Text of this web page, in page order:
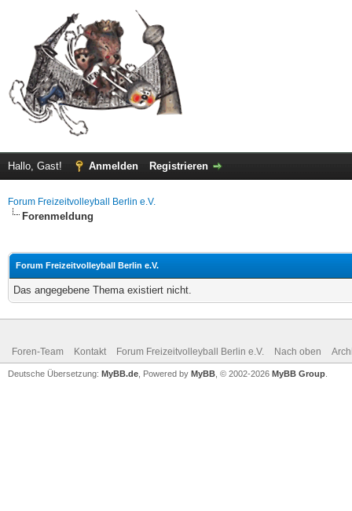
Hallo, Gast! Anmelden Registrieren
Forum Freizeitvolleyball Berlin e.V.
Forenmeldung
Forum Freizeitvolleyball Berlin e.V.
Das angegebene Thema existiert nicht.
Foren-Team Kontakt Forum Freizeitvolleyball Berlin e.V. Nach oben
Deutsche Übersetzung: MyBB.de , Powered by MyBB , © 2002-2026 MyBB Group